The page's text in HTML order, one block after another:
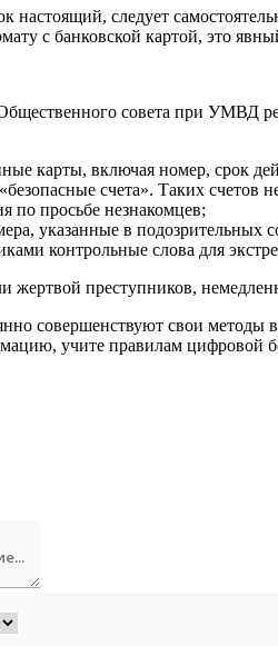
настоящий, следует
с банковской картой, это
совета при УМВД
карты, включая номер, срок
счета». Таких счетов
по просьбе незнакомцев;
указанные в подозрительных
контрольные слова для
жертвой преступников,
совершенствуют свои методы
учите правилам цифровой